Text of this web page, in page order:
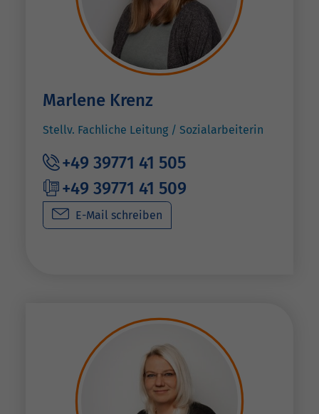
Marlene Krenz
Stellv. Fachliche Leitung / Sozialarbeiterin
+49 39771 41 505
+49 39771 41 509
E-Mail schreiben